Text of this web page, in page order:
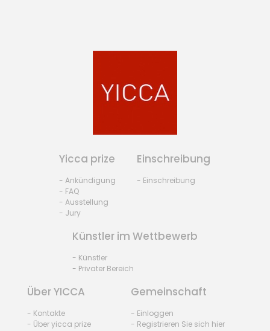
Yicca prize
- Ankündigung
- FAQ
- Ausstellung
- Jury
Einschreibung
- Einschreibung
Künstler im Wettbewerb
- Künstler
- Privater Bereich
Über YICCA
- Kontakte
- Über yicca prize
Gemeinschaft
- Einloggen
- Registrieren Sie sich hier